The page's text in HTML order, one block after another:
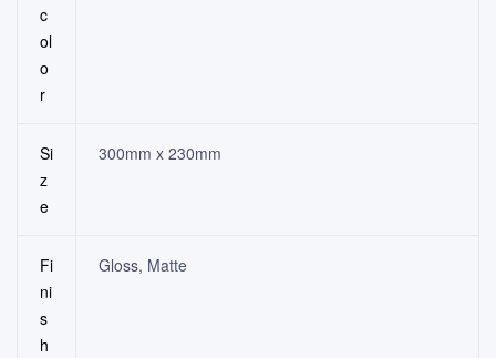
c
ol
o
r
Si
z
e
300mm x 230mm
Fi
ni
s
h
Gloss, Matte